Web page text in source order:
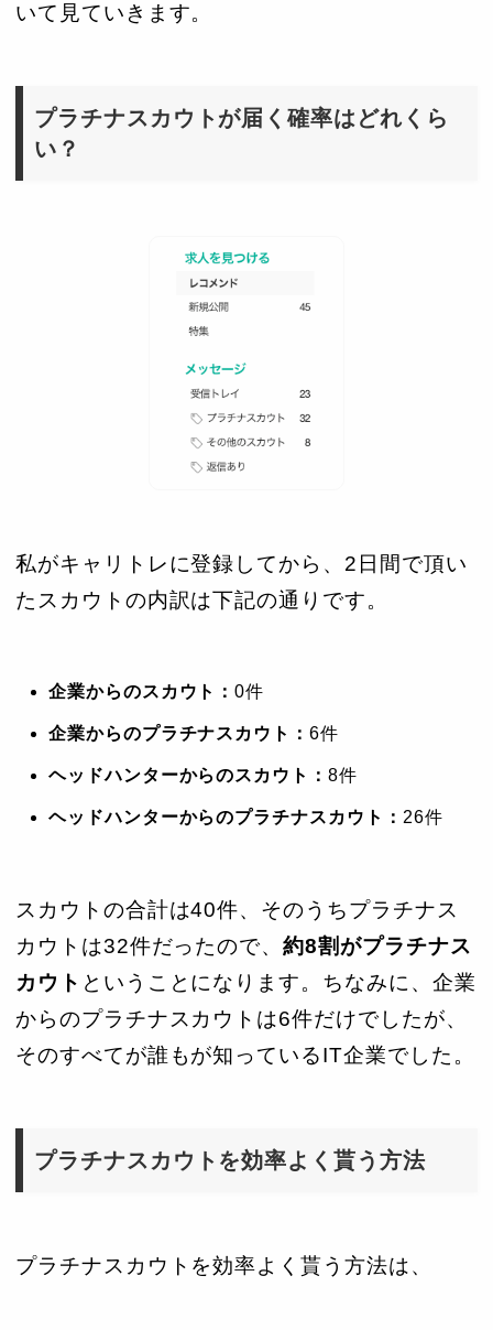
いて見ていきます。
プラチナスカウトが届く確率はどれくら
い？
私がキャリトレに登録してから、2日間で頂い
たスカウトの内訳は下記の通りです。
企業からのスカウト：0件
企業からのプラチナスカウト：6件
ヘッドハンターからのスカウト： 8件
ヘッドハンターからのプラチナスカウト： 26件
スカウトの合計は40件、そのうちプラチナス
カウトは32件だったので、約8割がプラチナス
カウト ということになります。ちなみに、企業
からのプラチナスカウトは6件だけでしたが、
そのすべてが誰もが知っているIT企業でした。
プラチナスカウトを効率よく貰う方法
プラチナスカウトを効率よく貰う方法は、